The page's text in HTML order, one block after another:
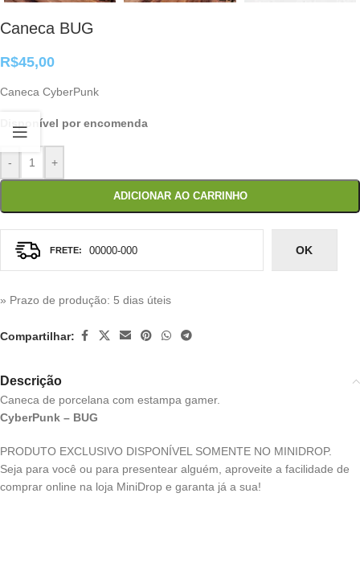
Caneca BUG
R$45,00
Caneca CyberPunk
Disponível por encomenda
- +
ADICIONAR AO CARRINHO
OK
» Prazo de produção: 5 dias úteis
Compartilhar:
Descrição
Caneca de porcelana com estampa gamer.
CyberPunk – BUG
PRODUTO EXCLUSIVO DISPONÍVEL SOMENTE NO MINIDROP.
Seja para você ou para presentear alguém, aproveite a facilidade de
comprar online na loja MiniDrop e garanta já a sua!